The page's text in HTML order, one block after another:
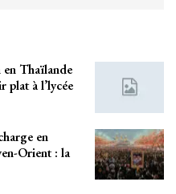
en Thaïlande
plat à l’lycée
en
Orient : la